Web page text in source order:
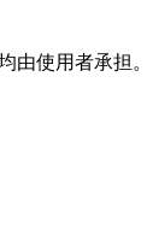
由使用者承担。